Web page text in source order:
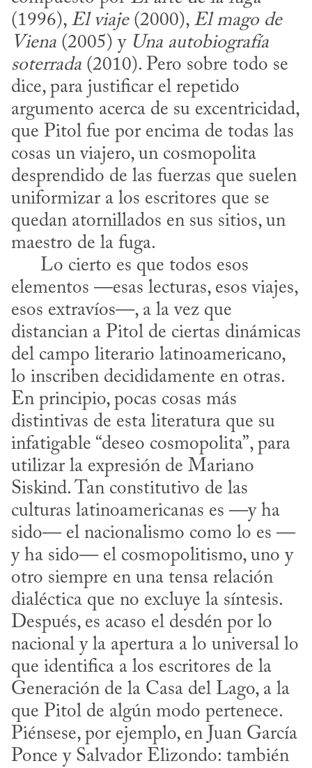
(1996), El viaje (2000), El mago de
Viena (2005) y Una autobiografía
soterrada (2010). Pero sobre todo se
dice, para justificar el repetido
argumento acerca de su excentricidad,
que Pitol fue por encima de todas las
cosas un viajero, un cosmopolita
desprendido de las fuerzas que suelen
uniformizar a los escritores que se
quedan atornillados en sus sitios, un
maestro de la fuga.
elementos —esas lecturas, esos viajes,
esos extravíos—, a la vez que
distancian a Pitol de ciertas dinámicas
del campo literario latinoamericano,
lo inscriben decididamente en otras.
En principio, pocas cosas más
distintivas de esta literatura que su
infatigable “deseo cosmopolita”, para
utilizar la expresión de Mariano
Siskind. Tan constitutivo de las
culturas latinoamericanas es —y ha
sido— el nacionalismo como lo es —
y ha sido— el cosmopolitismo, uno y
otro siempre en una tensa relación
dialéctica que no excluye la síntesis.
Después, es acaso el desdén por lo
nacional y la apertura a lo universal lo
que identifica a los escritores de la
Generación de la Casa del Lago, a la
que Pitol de algún modo pertenece.
Piénsese, por ejemplo, en Juan García
Ponce y Salvador Elizondo: también